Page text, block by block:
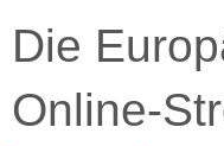
Die
Online-